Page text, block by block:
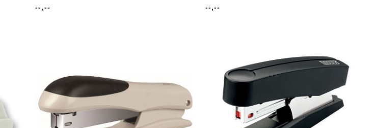
Cena:
--,--
Cena:
--,--